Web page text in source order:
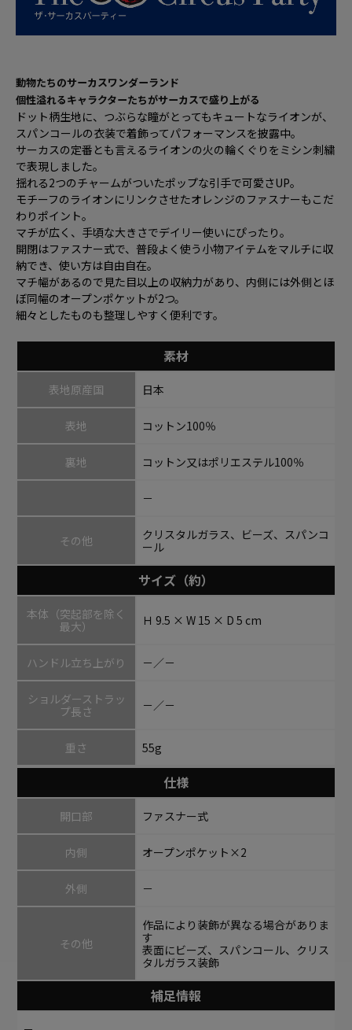
動物たちのサーカスワンダーランド
個性溢れるキャラクターたちがサーカスで盛り上がる
ドット柄生地に、つぶらな瞳がとってもキュートなライオンが、
スパンコールの衣装で着飾ってパフォーマンスを披露中。
サーカスの定番とも言えるライオンの火の輪くぐりをミシン刺繍
で表現しました。
揺れる2つのチャームがついたポップな引手で可愛さUP。
モチーフのライオンにリンクさせたオレンジのファスナーもこだ
わりポイント。
マチが広く、手頃な大きさでデイリー使いにぴったり。
開閉はファスナー式で、普段よく使う小物アイテムをマルチに収
納でき、使い方は自由自在。
マチ幅があるので見た目以上の収納力があり、内側には外側とほ
ぼ同幅のオープンポケットが2つ。
細々としたものも整理しやすく便利です。
素材
表地原産国 日本
表地 コットン100％
裏地 コットン又はポリエステル100％
－
その他
クリスタルガラス、ビーズ、スパンコ
ール
サイズ（約）
本体（突起部を除く
最大）
Ｈ 9.5 × W 15 × D 5 cm
ハンドル立ち上がり －／－
ショルダーストラッ
プ長さ
－／－
重さ 55g
仕様
開口部 ファスナー式
内側 オープンポケット×2
外側 －
その他
作品により装飾が異なる場合がありま
す
表面にビーズ、スパンコール、クリス
タルガラス装飾
補足情報